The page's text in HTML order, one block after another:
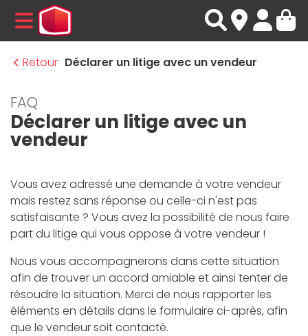
MENU
Retour Déclarer un litige avec un vendeur
FAQ
Déclarer un litige avec un
vendeur
Vous avez adressé une demande à votre vendeur
mais restez sans réponse ou celle-ci n'est pas
satisfaisante ? Vous avez la possibilité de nous faire
part du litige qui vous oppose à votre vendeur !
Nous vous accompagnerons dans cette situation
afin de trouver un accord amiable et ainsi tenter de
résoudre la situation. Merci de nous rapporter les
éléments en détails dans le formulaire ci-après, afin
que le vendeur soit contacté.